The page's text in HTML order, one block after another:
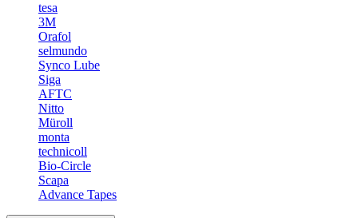
tesa
3M
Orafol
selmundo
Synco Lube
Siga
AFTC
Nitto
Müroll
monta
technicoll
Bio-Circle
Scapa
Advance Tapes